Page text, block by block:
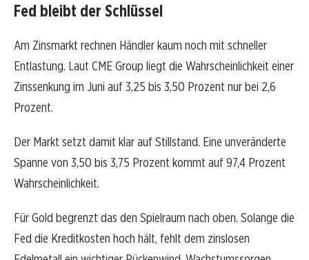
Fed bleibt der Schlüssel
Am Zinsmarkt rechnen Händler kaum noch mit schneller
Entlastung. Laut CME Group liegt die Wahrscheinlichkeit einer
Zinssenkung im Juni auf 3,25 bis 3,50 Prozent nur bei 2,6
Prozent.
Der Markt setzt damit klar auf Stillstand. Eine unveränderte
Spanne von 3,50 bis 3,75 Prozent kommt auf 97,4 Prozent
Wahrscheinlichkeit.
Für Gold begrenzt das den Spielraum nach oben. Solange die
Fed die Kreditkosten hoch hält, fehlt dem zinslosen